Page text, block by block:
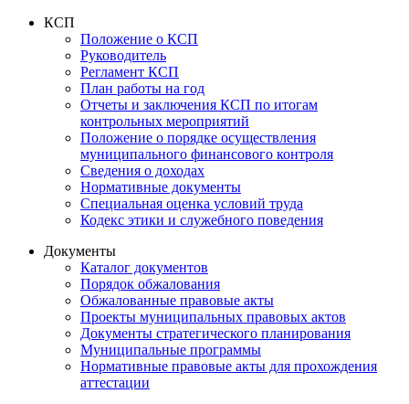
КСП
Положение о КСП
Руководитель
Регламент КСП
План работы на год
Отчеты и заключения КСП по итогам
контрольных мероприятий
Положение о порядке осуществления
муниципального финансового контроля
Сведения о доходах
Нормативные документы
Специальная оценка условий труда
Кодекс этики и служебного поведения
Документы
Каталог документов
Порядок обжалования
Обжалованные правовые акты
Проекты муниципальных правовых актов
Документы стратегического планирования
Муниципальные программы
Нормативные правовые акты для прохождения
аттестации